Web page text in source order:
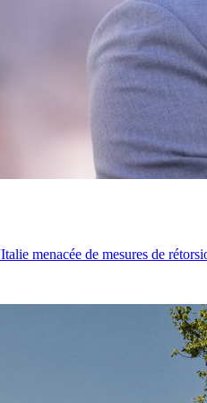
menacée de mesures de